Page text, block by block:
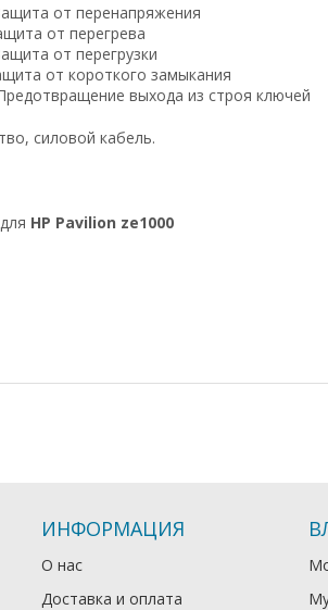
от перенапряжения
от перегрева
от перегрузки
от короткого замыкания
выхода из строя ключей
силовой кабель.
HP Pavilion ze1000
ИНФОРМАЦИЯ
О нас
Доставка и оплата